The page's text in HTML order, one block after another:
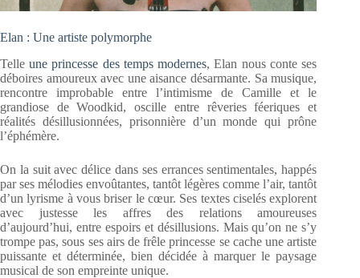
Elan : Une artiste polymorphe
Telleune princesse des temps modernes, Elan nous conte ses
déboires amoureux avec une aisance désarmante. Sa musique,
rencontre improbable entre l’intimisme de Camille et le
grandiose de Woodkid, oscille entre rêveries féeriques et
réalités désillusionnées, prisonnière d’un monde qui prône
l’éphémère.
On la suit avec délice dans ses errances sentimentales, happés
par ses mélodies envoûtantes, tantôt légères comme l’air, tantôt
d’un lyrisme à vous briser le cœur. Ses textes ciselés explorent
avec justesse les affres des relations amoureuses
d’aujourd’hui, entre espoirs et désillusions. Mais qu’on ne s’y
trompe pas, sous ses airs de frêle princesse se cache une artiste
puissante et déterminée, bien décidée à marquer le paysage
musical de son empreinte unique.